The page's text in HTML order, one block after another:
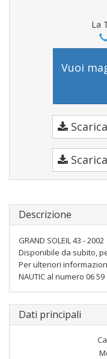
La
Vuoi
Descrizione
GRAND SOLEIL 43 - 2002
Disponibile da subito,
Per ulteriori
NAUTIC al numero 06 59
Dati principali